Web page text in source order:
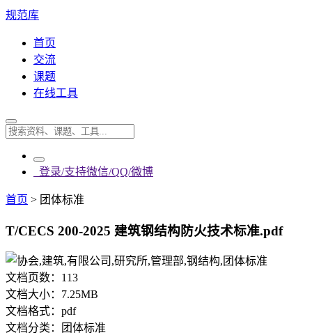
规范库
首页
交流
课题
在线工具
登录/支持微信/QQ/微博
首页 > 团体标准
T/CECS 200-2025 建筑钢结构防火技术标准.pdf
文档页数： 113
文档大小： 7.25MB
文档格式： pdf
文档分类：
团体标准